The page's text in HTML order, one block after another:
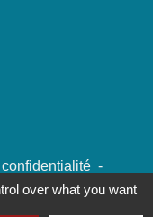
-
des cookies
over what you want